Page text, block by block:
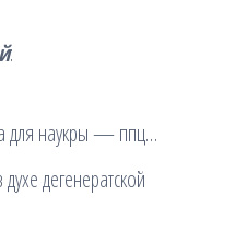
:
для наукры — ппц…
дегенератской